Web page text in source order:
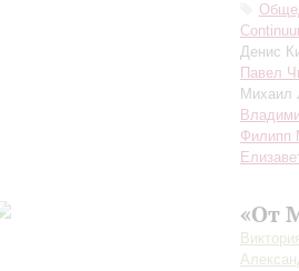
Денис
Павел
Михаил
Филипп
«От